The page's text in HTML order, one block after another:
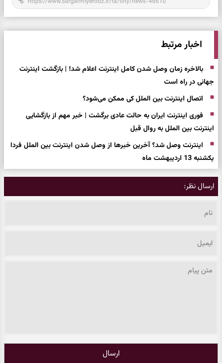
اخبار مرتبط
بالاخره زمان وصل شدن کامل اینترنت اعلام شد! | بازگشت اینترنت
جهانی در راه است
اتصال اینترنت بین الملل کی ممکن می‌شود؟
فوری اینترنت ایران به حالت عادی برگشت | خبر مهم از بازگشایی
اینترنت بین الملل به روال قبل
اینترنت وصل شد؟ آخرین خبرها از وصل شدن اینترنت بین الملل فردا
یکشنبه 13 اردیبهشت ماه
ارسال نظر:
ارسال